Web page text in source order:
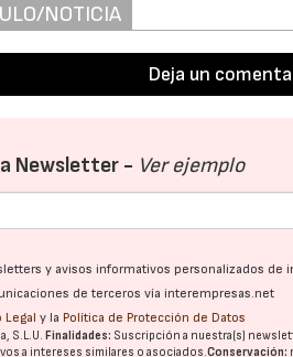
NOTICIA
Deja un
Newsletter - Ver ejemplo
y avisos informativos personalizados de
de terceros vía interempresas.net
Legal y la Política de Protección de Datos
S.L.U. Finalidades: Suscripción a nuestra(s)
a intereses similares o asociados.Conservación: